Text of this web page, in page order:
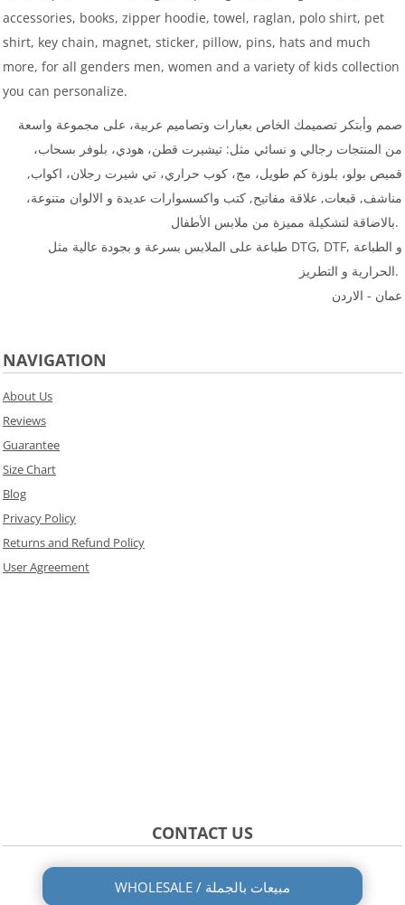
accessories, books, zipper hoodie, towel, raglan, polo shirt, pet
shirt, key chain, magnet, sticker, pillow, pins, hats and much
more, for all genders men, women and a variety of kids collection
you can personalize.
صمم وأبتكر تصميمك الخاص بعبارات وتصاميم عربية، على مجموعة واسعة
من المنتجات رجالي و نسائي مثل: تيشيرت قطن، هودي، بلوفر بسحاب،
قميص بولو، بلوزة كم طويل، مج، كوب حراري، تي شيرت رجلان، اكواب,
مناشف, قبعات, علاقة مفاتيح, كتب واكسسوارات عديدة و الالوان متنوعة،
بالاضاقة لتشكيلة مميزة من ملابس الأطفال.
طباعة على الملابس بسرعة و بجودة عالية مثل DTG, DTF, و الطباعة
الحرارية و التطريز.
عمان - الاردن
NAVIGATION
About Us
Reviews
Guarantee
Size Chart
Blog
Privacy Policy
Returns and Refund Policy
User Agreement
CONTACT US
WHOLESALE / مبيعات بالجملة